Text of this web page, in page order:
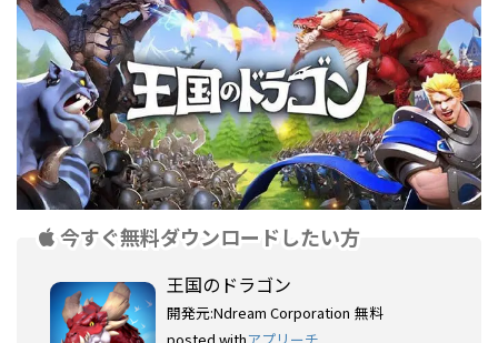
今すぐ無料ダウンロードしたい方
王国のドラゴン
開発元:Ndream Corporation 無料